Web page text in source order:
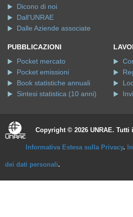
Dicono di noi
Dall'UNRAE
Dalle Aziende associate
PUBBLICAZIONI
Pocket mercato
Pocket emissioni
Book statistiche annuali
Sintesi statistica (10 anni)
Copyright © 2026 UNRAE.
Informativa Estesa sulla Privacy.
dei dati personali.